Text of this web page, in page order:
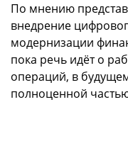
По мнению
внедрение
модернизации
пока речь идёт о
операций, в
полноценной